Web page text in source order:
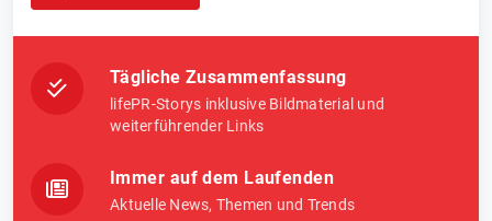
Tägliche Zusammenfassung
lifePR-Storys inklusive Bildmaterial und
weiterführender Links
Immer auf dem Laufenden
Aktuelle News, Themen und Trends